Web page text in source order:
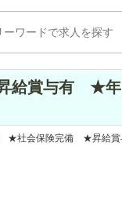
給賞与有 ★
士 ★社会保険完備 ★昇